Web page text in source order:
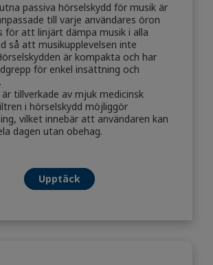
passiva hörselskydd för musik är
till varje användares öron
för att linjärt dämpa musik i alla
så att musikupplevelsen inte
är kompakta och har
för enkel insättning och
tillverkade av mjuk medicinsk
i hörselskydd möjliggör
vilket innebär att användaren kan
dagen utan obehag.
Upptäck